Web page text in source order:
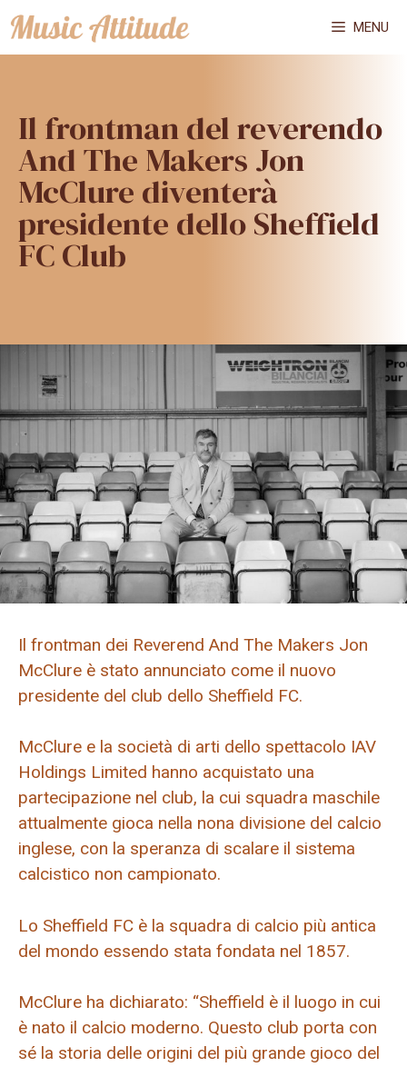
Vai
al
MENU
Il frontman del reverendo
And The Makers Jon
McClure diventerà
presidente dello Sheffield
FC Club
Il frontman dei Reverend And The Makers Jon
McClure è stato annunciato come il nuovo
presidente del club dello Sheffield FC.
McClure e la società di arti dello spettacolo IAV
Holdings Limited hanno acquistato una
partecipazione nel club, la cui squadra maschile
attualmente gioca nella nona divisione del calcio
inglese, con la speranza di scalare il sistema
calcistico non campionato.
Lo Sheffield FC è la squadra di calcio più antica
del mondo essendo stata fondata nel 1857.
McClure ha dichiarato: “Sheffield è il luogo in cui
è nato il calcio moderno. Questo club porta con
sé la storia delle origini del più grande gioco del